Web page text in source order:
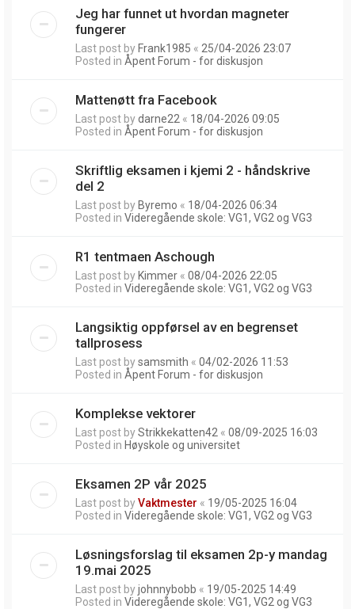
Jeg har funnet ut hvordan magneter
fungerer
Last post by Frank1985 « 25/04-2026 23:07
Posted in Åpent Forum - for diskusjon
Mattenøtt fra Facebook
Last post bydarne22 « 18/04-2026 09:05
Posted in Åpent Forum - for diskusjon
Skriftlig eksamen i kjemi 2 - håndskrive
del 2
Last post by Byremo « 18/04-2026 06:34
Posted in Videregående skole: VG1, VG2 og VG3
R1 tentmaen Aschough
Last post by Kimmer « 08/04-2026 22:05
Posted in Videregående skole: VG1, VG2 og VG3
Langsiktig oppførsel av en begrenset
tallprosess
Last post bysamsmith « 04/02-2026 11:53
Posted in Åpent Forum - for diskusjon
Komplekse vektorer
Last post byStrikkekatten42 « 08/09-2025 16:03
Posted in Høyskole og universitet
Eksamen 2P vår 2025
Last post byVaktmester « 19/05-2025 16:04
Posted in Videregående skole: VG1, VG2 og VG3
Løsningsforslag til eksamen 2p-y mandag
19.mai 2025
Last post byjohnnybobb « 19/05-2025 14:49
Posted in Videregående skole: VG1, VG2 og VG3